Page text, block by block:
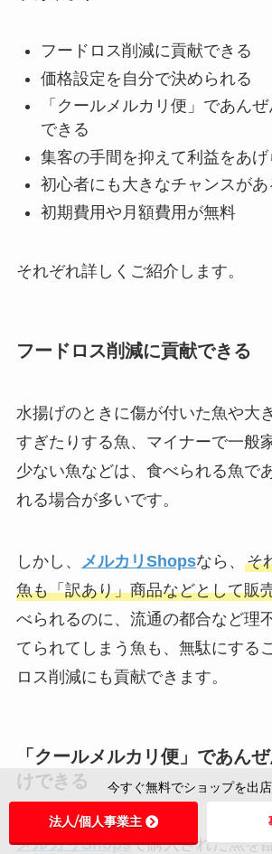
フードロス削減に貢献できる
価格設定を自分で決められる
「クールメルカリ便」であん
できる
集客の手間を抑えて利益をあげ
初心者にも大きなチャンスがあ
初期費用や月額費用が無料
それぞれ詳しくご紹介します。
フードロス削減に貢献できる
水揚げのときに傷が付いた魚や大
すぎたりする魚、マイナーで一般
少ない魚などは、食べられる魚で
れる場合が多いです。
しかし、 メルカリShopsなら、 そ
魚も「訳あり」商品などとして販
べられるのに、流通の都合など理
てられてしまう魚も、無駄にする
ロス削減にも貢献できます。
「クールメルカリ便」であん
けできる
メルカリShopsで購入された魚を
今すぐ無料でショップを出
法人/個人事業主